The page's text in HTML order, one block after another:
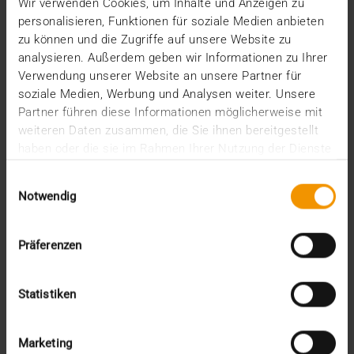
Wir verwenden Cookies, um Inhalte und Anzeigen zu
personalisieren, Funktionen für soziale Medien anbieten
zu können und die Zugriffe auf unsere Website zu
analysieren. Außerdem geben wir Informationen zu Ihrer
Verwendung unserer Website an unsere Partner für
soziale Medien, Werbung und Analysen weiter. Unsere
Partner führen diese Informationen möglicherweise mit
weiteren Daten zusammen, die Sie ihnen bereitgestellt
Notwendig
Präferenzen
Statistiken
Marketing
Auch wenn der HL7 FHIR Standard in Deutschland
noch nicht zum Einsatz kommt – ein großes Thema
für…
THORSTEN CONRAD